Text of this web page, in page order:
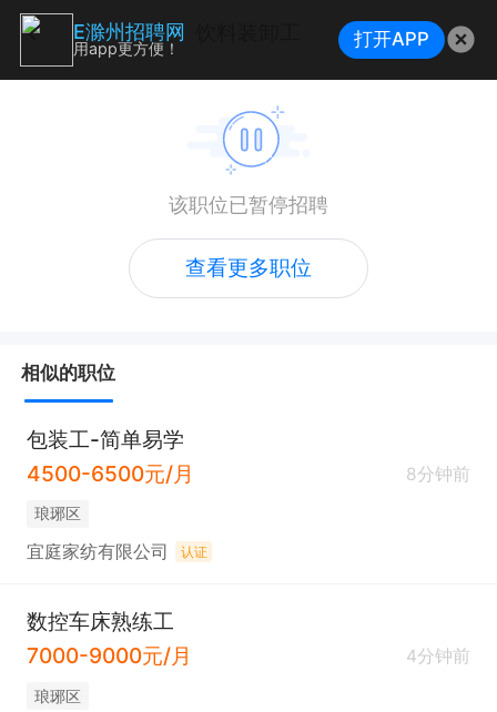
该职位已暂停招聘
查看更多职位
相似的职位
包装工-简单易学
4500-6500元/月
8分钟前
琅琊区
宜庭家纺有限公司 认证
数控车床熟练工
7000-9000元/月
4分钟前
琅琊区
E滁州招聘网
用app更方便！ 打开APP